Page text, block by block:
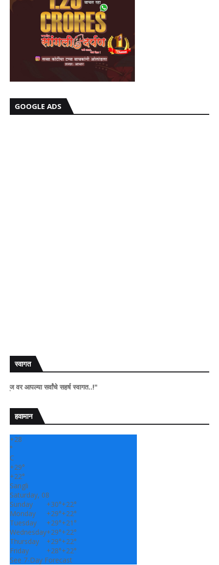
GOOGLE ADS
स्वागत
सर्वांचे सहर्ष स्वागत..!"
हवामान
+28
°
C
+29°
+22°
Sangli
Saturday, 08
Sunday
+30°+22°
Monday
+29°+22°
Tuesday
+29°+21°
Wednesday+29°+22°
Thursday
+29°+22°
Friday
+28°+22°
See 7-Day Forecast